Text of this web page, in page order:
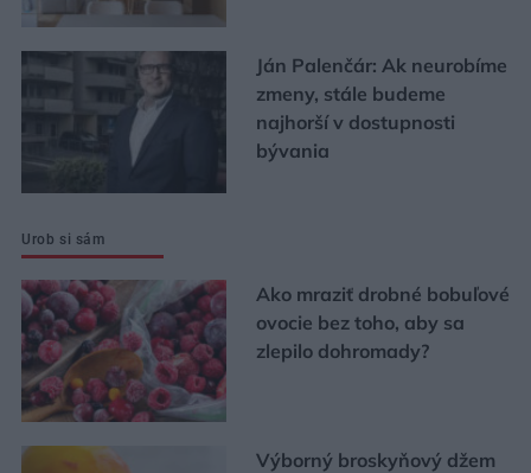
Ján Palenčár: Ak neurobíme
zmeny, stále budeme
najhorší v dostupnosti
bývania
Urob si sám
Ako mraziť drobné bobuľové
ovocie bez toho, aby sa
zlepilo dohromady?
Výborný broskyňový džem